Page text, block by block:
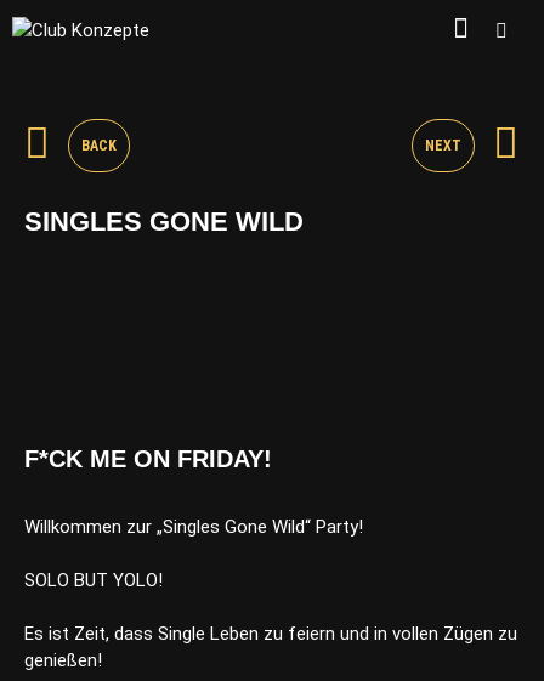
BACK NEXT
SINGLES GONE WILD
F*CK ME ON FRIDAY!
Willkommen zur „Singles Gone Wild“ Party!
SOLO BUT YOLO!
Es ist Zeit, dass Single Leben zu feiern und in vollen Zügen zu
genießen!